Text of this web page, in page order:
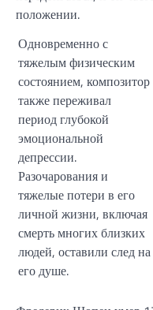
положении.
Одновременно с
тяжелым физическим
состоянием, композитор
также переживал
период глубокой
эмоциональной
депрессии.
Разочарования и
тяжелые потери в его
личной жизни, включая
смерть многих близких
людей, оставили след на
его душе.